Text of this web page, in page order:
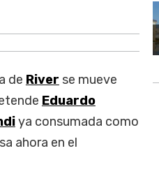
de River se mueve
Eduardo
ya consumada como
ahora en el